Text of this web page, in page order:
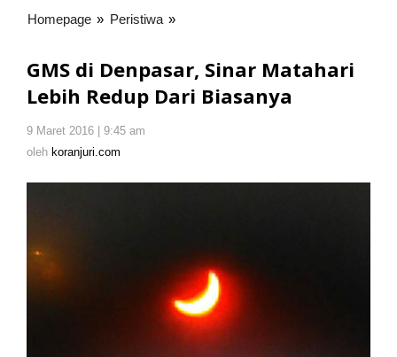
Homepage » Peristiwa »
Sinar
Matahari
GMS di Denpasar, Sinar Matahari
Lebih Redup Dari Biasanya
9 Maret 2016 | 9:45 am
oleh koranjuri.com